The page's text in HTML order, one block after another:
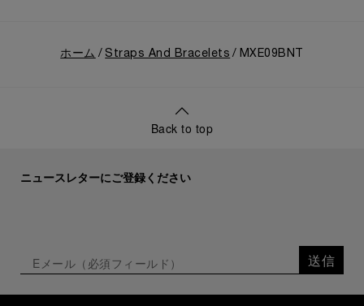
ホーム Straps And Bracelets MXE09BNT
Back to top
ニュースレターにご登録ください
送信